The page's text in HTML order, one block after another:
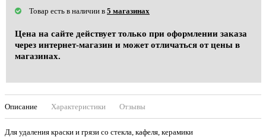
Товар есть в наличии в 5 магазинах
Цена на сайте действует только при оформлении заказа
через интернет-магазин и может отличаться от цены в
магазинах.
Описание Характеристики Отзывы
Для удаления краски и грязи со стекла, кафеля, керамики